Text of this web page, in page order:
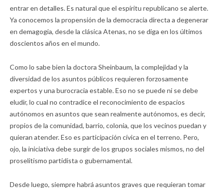
entrar en detalles. Es natural que el espíritu republicano se alerte.
Ya conocemos la propensión de la democracia directa a degenerar
en demagogia, desde la clásica Atenas, no se diga en los últimos
doscientos años en el mundo.
Como lo sabe bien la doctora Sheinbaum, la complejidad y la
diversidad de los asuntos públicos requieren forzosamente
expertos y una burocracia estable. Eso no se puede ni se debe
eludir, lo cual no contradice el reconocimiento de espacios
autónomos en asuntos que sean realmente autónomos, es decir,
propios de la comunidad, barrio, colonia, que los vecinos puedan y
quieran atender. Eso es participación cívica en el terreno. Pero,
ojo, la iniciativa debe surgir de los grupos sociales mismos, no del
proselitismo partidista o gubernamental.
Desde luego, siempre habrá asuntos graves que requieran tomar